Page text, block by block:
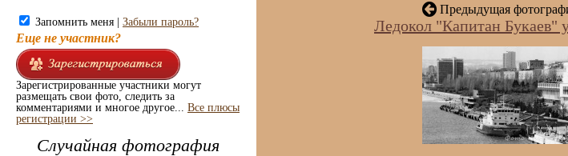
Запомнить меня | Забыли пароль?
Еще не участник?
Зарегистрированные участники могут
размещать свои фото, следить за
комментариями и многое другое... Все плюсы
регистрации >>
Случайная фотография
Предыдущая
Ледокол "Капитан Букаев"